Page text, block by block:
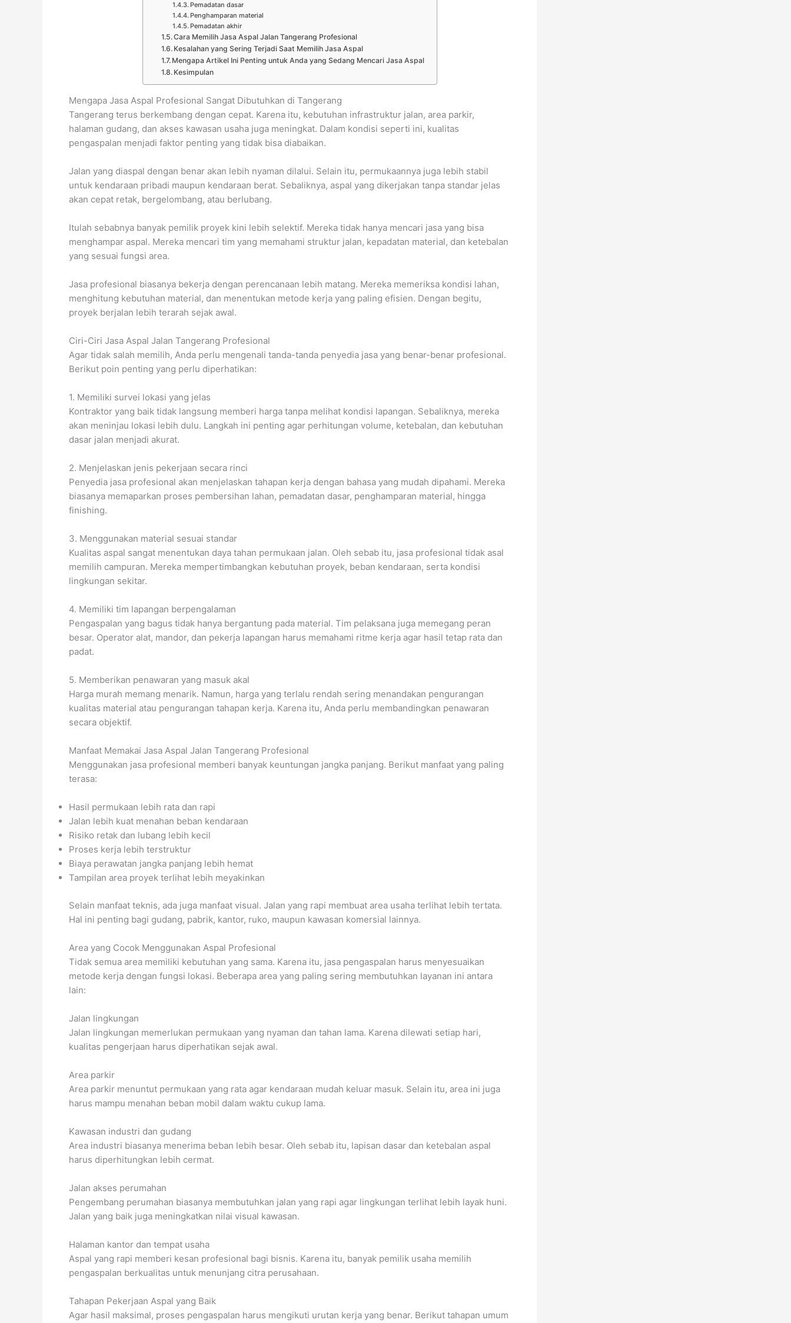
Pemadatan dasar
Penghamparan material
Pemadatan akhir
Cara Memilih Jasa Aspal Jalan Tangerang Profesional
Kesalahan yang Sering Terjadi Saat Memilih Jasa Aspal
Mengapa Artikel Ini Penting untuk Anda yang Sedang Mencari Jasa Aspal
Kesimpulan
Mengapa Jasa Aspal Profesional Sangat Dibutuhkan di Tangerang
Tangerang terus berkembang dengan cepat. Karena itu, kebutuhan infrastruktur jalan, area parkir,
halaman gudang, dan akses kawasan usaha juga meningkat. Dalam kondisi seperti ini, kualitas
pengaspalan menjadi faktor penting yang tidak bisa diabaikan.
Jalan yang diaspal dengan benar akan lebih nyaman dilalui. Selain itu, permukaannya juga lebih stabil
untuk kendaraan pribadi maupun kendaraan berat. Sebaliknya, aspal yang dikerjakan tanpa standar jelas
akan cepat retak, bergelombang, atau berlubang.
Itulah sebabnya banyak pemilik proyek kini lebih selektif. Mereka tidak hanya mencari jasa yang bisa
menghampar aspal. Mereka mencari tim yang memahami struktur jalan, kepadatan material, dan ketebalan
yang sesuai fungsi area.
Jasa profesional biasanya bekerja dengan perencanaan lebih matang. Mereka memeriksa kondisi lahan,
menghitung kebutuhan material, dan menentukan metode kerja yang paling efisien. Dengan begitu,
proyek berjalan lebih terarah sejak awal.
Ciri-Ciri Jasa Aspal Jalan Tangerang Profesional
Agar tidak salah memilih, Anda perlu mengenali tanda-tanda penyedia jasa yang benar-benar profesional.
Berikut poin penting yang perlu diperhatikan:
1. Memiliki survei lokasi yang jelas
Kontraktor yang baik tidak langsung memberi harga tanpa melihat kondisi lapangan. Sebaliknya, mereka
akan meninjau lokasi lebih dulu. Langkah ini penting agar perhitungan volume, ketebalan, dan kebutuhan
dasar jalan menjadi akurat.
2. Menjelaskan jenis pekerjaan secara rinci
Penyedia jasa profesional akan menjelaskan tahapan kerja dengan bahasa yang mudah dipahami. Mereka
biasanya memaparkan proses pembersihan lahan, pemadatan dasar, penghamparan material, hingga
finishing.
3. Menggunakan material sesuai standar
Kualitas aspal sangat menentukan daya tahan permukaan jalan. Oleh sebab itu, jasa profesional tidak asal
memilih campuran. Mereka mempertimbangkan kebutuhan proyek, beban kendaraan, serta kondisi
lingkungan sekitar.
4. Memiliki tim lapangan berpengalaman
Pengaspalan yang bagus tidak hanya bergantung pada material. Tim pelaksana juga memegang peran
besar. Operator alat, mandor, dan pekerja lapangan harus memahami ritme kerja agar hasil tetap rata dan
padat.
5. Memberikan penawaran yang masuk akal
Harga murah memang menarik. Namun, harga yang terlalu rendah sering menandakan pengurangan
kualitas material atau pengurangan tahapan kerja. Karena itu, Anda perlu membandingkan penawaran
secara objektif.
Manfaat Memakai Jasa Aspal Jalan Tangerang Profesional
Menggunakan jasa profesional memberi banyak keuntungan jangka panjang. Berikut manfaat yang paling
terasa:
Hasil permukaan lebih rata dan rapi
Jalan lebih kuat menahan beban kendaraan
Risiko retak dan lubang lebih kecil
Proses kerja lebih terstruktur
Biaya perawatan jangka panjang lebih hemat
Tampilan area proyek terlihat lebih meyakinkan
Selain manfaat teknis, ada juga manfaat visual. Jalan yang rapi membuat area usaha terlihat lebih tertata.
Hal ini penting bagi gudang, pabrik, kantor, ruko, maupun kawasan komersial lainnya.
Area yang Cocok Menggunakan Aspal Profesional
Tidak semua area memiliki kebutuhan yang sama. Karena itu, jasa pengaspalan harus menyesuaikan
metode kerja dengan fungsi lokasi. Beberapa area yang paling sering membutuhkan layanan ini antara
lain:
Jalan lingkungan
Jalan lingkungan memerlukan permukaan yang nyaman dan tahan lama. Karena dilewati setiap hari,
kualitas pengerjaan harus diperhatikan sejak awal.
Area parkir
Area parkir menuntut permukaan yang rata agar kendaraan mudah keluar masuk. Selain itu, area ini juga
harus mampu menahan beban mobil dalam waktu cukup lama.
Kawasan industri dan gudang
Area industri biasanya menerima beban lebih besar. Oleh sebab itu, lapisan dasar dan ketebalan aspal
harus diperhitungkan lebih cermat.
Jalan akses perumahan
Pengembang perumahan biasanya membutuhkan jalan yang rapi agar lingkungan terlihat lebih layak huni.
Jalan yang baik juga meningkatkan nilai visual kawasan.
Halaman kantor dan tempat usaha
Aspal yang rapi memberi kesan profesional bagi bisnis. Karena itu, banyak pemilik usaha memilih
pengaspalan berkualitas untuk menunjang citra perusahaan.
Tahapan Pekerjaan Aspal yang Baik
Agar hasil maksimal, proses pengaspalan harus mengikuti urutan kerja yang benar. Berikut tahapan umum